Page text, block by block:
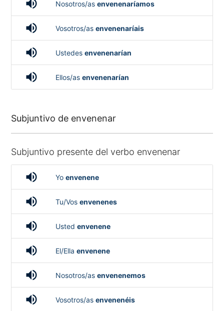
volume_up Nosotros/as envenenaríamos
volume_up Vosotros/as envenenaríais
volume_up Ustedes envenenarían
volume_up Ellos/as envenenarían
Subjuntivo de envenenar
Subjuntivo presente del verbo envenenar
volume_up Yo envenene
volume_up Tu/Vos envenenes
volume_up Usted envenene
volume_up El/Ella envenene
volume_up Nosotros/as envenenemos
volume_up Vosotros/as envenenéis